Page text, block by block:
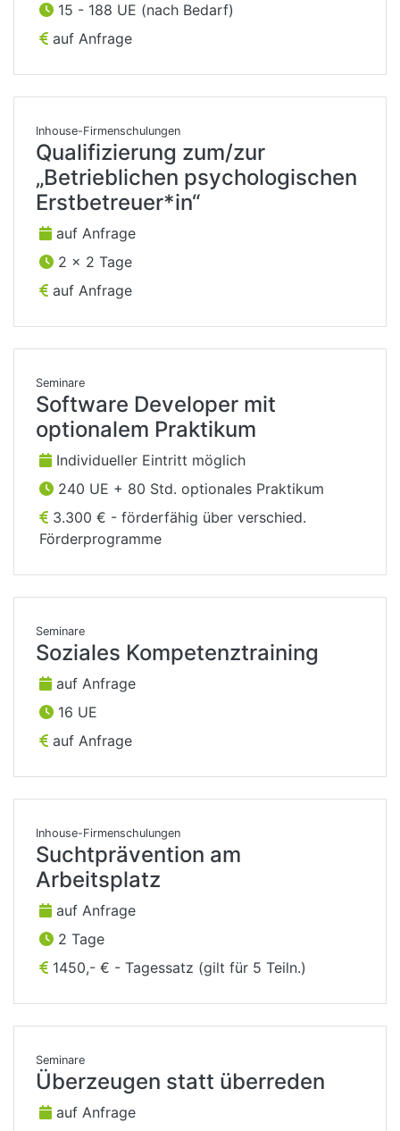
15 - 188 UE (nach Bedarf)
auf Anfrage
Inhouse-Firmenschulungen
Qualifizierung zum/zur
„Betrieblichen psychologischen
Erstbetreuer*in“
auf Anfrage
2 x 2 Tage
auf Anfrage
Seminare
Software Developer mit
optionalem Praktikum
Individueller Eintritt möglich
240 UE + 80 Std. optionales Praktikum
3.300 € - förderfähig über verschied.
Förderprogramme
Seminare
Soziales Kompetenztraining
auf Anfrage
16 UE
auf Anfrage
Inhouse-Firmenschulungen
Suchtprävention am
Arbeitsplatz
auf Anfrage
2 Tage
1450,- € - Tagessatz (gilt für 5 Teiln.)
Seminare
Überzeugen statt überreden
auf Anfrage